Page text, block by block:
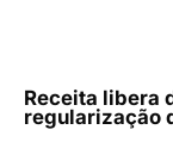
Receita libera
regularização